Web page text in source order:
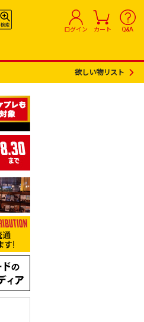
ログイン カート Q&A
欲しい物リスト